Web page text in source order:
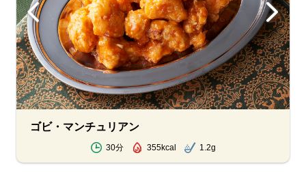
ゴビ・マンチュリアン
30分 355kcal 1.2g